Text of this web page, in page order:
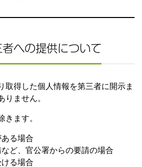
への提供について
取得した個人情報を第三者に開示ま
りません。
きます。
る場合
ど、官公署からの要請の場合
る場合